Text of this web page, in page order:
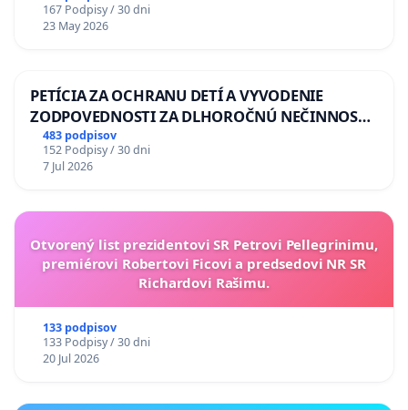
167 Podpisy / 30 dni
23 May 2026
PETÍCIA ZA OCHRANU DETÍ A VYVODENIE
ZODPOVEDNOSTI ZA DLHOROČNÚ NEČINNOSŤ
A ZLYHANIE ŠTÁTU
483 podpisov
152 Podpisy / 30 dni
7 Jul 2026
Otvorený list prezidentovi SR Petrovi Pellegrinimu,
premiérovi Robertovi Ficovi a predsedovi NR SR
Richardovi Rašimu.
133 podpisov
133 Podpisy / 30 dni
20 Jul 2026